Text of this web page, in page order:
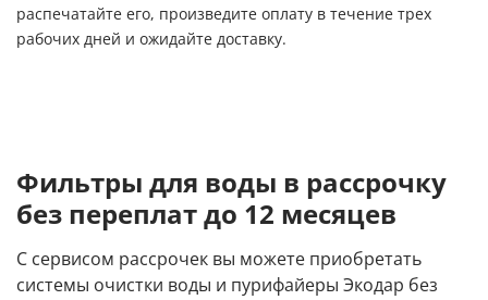
распечатайте его, произведите оплату в течение трех
рабочих дней и ожидайте доставку.
Фильтры для воды в рассрочку
без переплат до 12 месяцев
С сервисом рассрочек вы можете приобретать
системы очистки воды и пурифайеры Экодар без